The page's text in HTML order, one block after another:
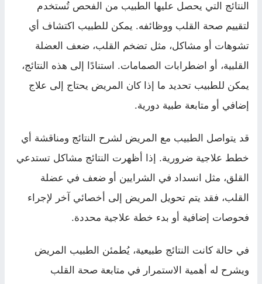
النتائج التي يحصل عليها الطبيب من الفحص تُستخدم
لتقييم صحة القلب ووظائفه. يمكن للطبيب اكتشاف أي
تشوهات أو مشاكل، مثل تضخم القلب، ضعف العضلة
القلبية، أو اضطرابات الصمامات. استنادًا إلى هذه النتائج،
يمكن للطبيب تحديد ما إذا كان المريض يحتاج إلى علاج
إضافي أو متابعة طبية دورية.
قد يتواصل الطبيب مع المريض لشرح النتائج ومناقشة أي
خطط علاجية ضرورية. إذا أظهرت النتائج مشاكل تستدعي
القلق، مثل انسداد في الشرايين أو ضعف في عضلة
القلب، فقد يتم تحويل المريض إلى أخصائي آخر لإجراء
فحوصات إضافية أو بدء خطة علاجية محددة.
في حالة كانت النتائج طبيعية، يُطمئن الطبيب المريض
ويشرح له أهمية الاستمرار في متابعة صحة القلب